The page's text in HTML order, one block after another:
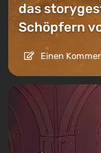
das
Schöpfern
Einen